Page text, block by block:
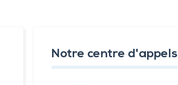
Notre centre d'appels